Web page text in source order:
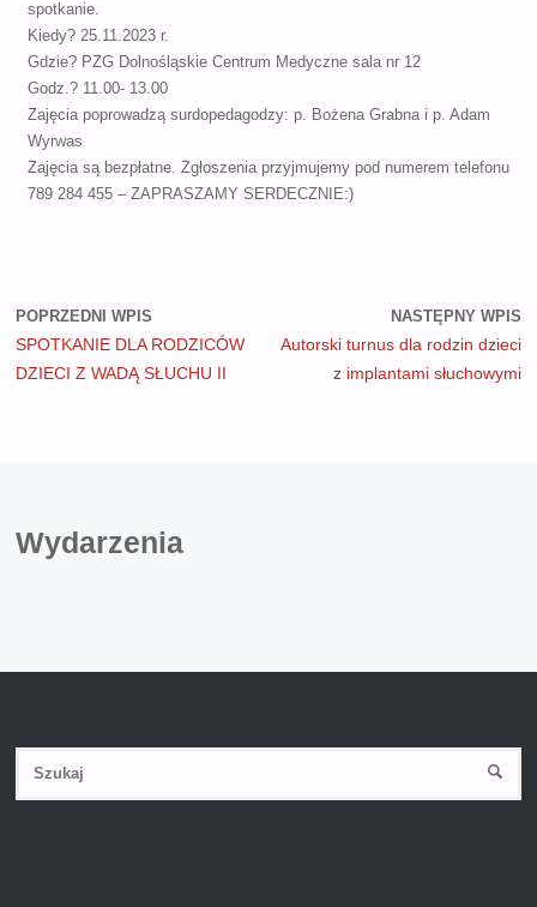
spotkanie.
Kiedy? 25.11.2023 r.
Gdzie? PZG Dolnośląskie Centrum Medyczne sala nr 12
Godz.? 11.00- 13.00
Zajęcia poprowadzą surdopedagodzy: p. Bożena Grabna i p. Adam
Wyrwas
Zajęcia są bezpłatne. Zgłoszenia przyjmujemy pod numerem telefonu
789 284 455 – ZAPRASZAMY SERDECZNIE:)
POPRZEDNI WPIS
SPOTKANIE DLA RODZICÓW
DZIECI Z WADĄ SŁUCHU II
NASTĘPNY WPIS
Autorski turnus dla rodzin dzieci
z implantami słuchowymi
Wydarzenia